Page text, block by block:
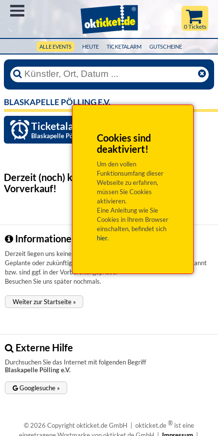
ALLE EVENTS HEUTE TICKETALARM GUTSCHEINE
0 Tickets
Cookies sind
deaktiviert!
Um den vollen
Funktionsumfang dieser
Webseite zu erfahren,
müssen Sie Cookies
aktivieren.
Eine Anleitung wie Sie
Cookies in Ihrem Browser
einschalten, befindet sich
hier.
BLASKAPELLE PÖLLING E.V.
Ticketalarm einrichten »
Blaskapelle Pölling e.V.
Derzeit (noch) keine Veranstaltungen
Vorverkauf!
Informationen zu Blaskapelle Pölling e.V.
Derzeit liegen uns keinerlei Informationen vor.
Geplante oder zukünftige Veranstaltungen sind uns aktuell nicht bekannt
bzw. sind ggf. in der Vorbereitungsphase.
Besuchen Sie uns später nochmals.
Weiter zur Startseite »
Externe Hilfe
Durchsuchen Sie das Internet mit folgenden Begriff
Blaskapelle Pölling e.V.
Googlesuche »
© 2026 Copyright okticket.de GmbH | okticket.de® ist eine